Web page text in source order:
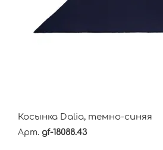
Косынка Dalia, темно-синяя
Арт. gf-18088.43